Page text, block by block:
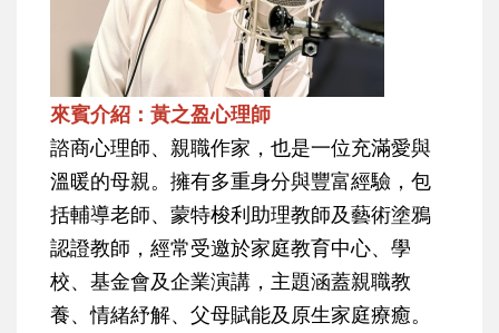
來賓介紹：黃之盈心理師
諮商心理師、親職作家，也是一位充滿愛與
溫暖的母親。擁有多重身分與豐富經驗，包
括輔導老師、蒙特梭利助理教師及藝術塗鴉
認證教師，經常受邀於家庭教育中心、學
校、基金會及企業演講，主題涵蓋親職教
養、情緒紓解、父母賦能及原生家庭療癒。